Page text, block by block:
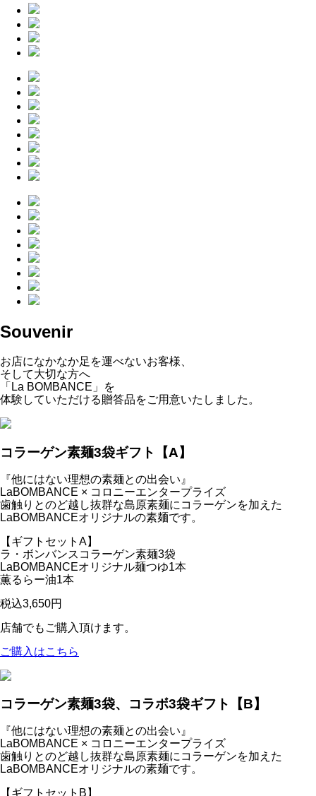
Souvenir
お店になかなか足を運べないお客様、
そして大切な方へ
「La BOMBANCE」を
体験していただける贈答品をご用意いたしました。
コラーゲン素麺3袋ギフト【A】
『他にはない理想の素麺との出会い』
LaBOMBANCE × コロニーエンタープライズ
歯触りとのど越し抜群な島原素麺にコラーゲンを加えた
LaBOMBANCEオリジナルの素麺です。
【ギフトセットA】
ラ・ボンバンスコラーゲン素麺3袋
LaBOMBANCEオリジナル麺つゆ1本
薫るらー油1本
税込3,650円
店舗でもご購入頂けます。
ご購入はこちら
コラーゲン素麺3袋、コラボ3袋ギフト【B】
『他にはない理想の素麺との出会い』
LaBOMBANCE × コロニーエンタープライズ
歯触りとのど越し抜群な島原素麺にコラーゲンを加えた
LaBOMBANCEオリジナルの素麺です。
【ギフトセットB】